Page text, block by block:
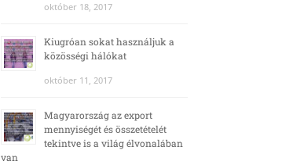
október 18, 2017
Kiugróan sokat használjuk a
közösségi hálókat
október 11, 2017
Magyarország az export
mennyiségét és összetételét
tekintve is a világ élvonalában
van